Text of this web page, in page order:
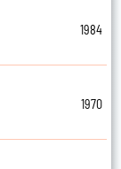
1984
1970